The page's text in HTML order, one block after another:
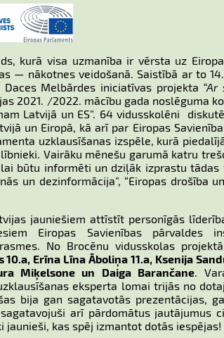
kurā visa uzmanība ir vērsta uz
— nākotnes veidošanā. Saistībā ar to
Melbārdes iniciatīvas projekta
2021. /2022. mācību gada noslēguma
Latvijā un ES”. 64 vidusskolēni
un Eiropā, kā arī par Eiropas
uzklausīšanas izspēle, kurā
Vairāku mēnešu garumā katru
būtu informēti un dziļāk izprastu tādas
un dezinformācija”, “Eiropas drošība
jauniešiem attīstīt personīgās
Eiropas Savienības pārvaldes
No Brocēnu vidusskolas
Erīna Līna Āboliņa 11.a, Ksenija
Miķelsone un Daiga Barančane.
eksperta lomai trijās no
bija gan sagatavotās prezentācijas,
arī pārdomātus jautājumus
kas spēj izmantot dotās iespējas!